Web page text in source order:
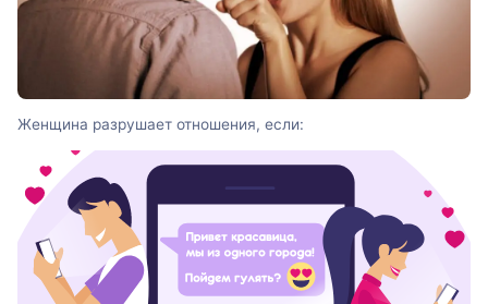
Женщина разрушает отношения, если: